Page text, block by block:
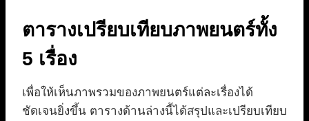
ตารางเปรียบเทียบภาพยนตร์ทั้ง
5 เรื่อง
เพื่อให้เห็นภาพรวมของภาพยนตร์แต่ละเรื่องได้
ชัดเจนยิ่งขึ้น ตารางด้านล่างนี้ได้สรุปและเปรียบเทียบ